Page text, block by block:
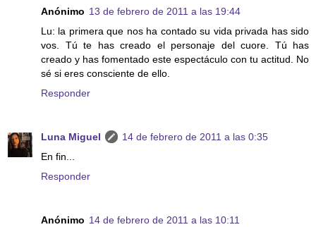
Anónimo 13 de febrero de 2011 a las 19:44
Lu: la primera que nos ha contado su vida privada has sido
vos. Tú te has creado el personaje del cuore. Tú has
creado y has fomentado este espectáculo con tu actitud. No
sé si eres consciente de ello.
Responder
Luna Miguel
14 de febrero de 2011 a las 0:35
En fin...
Responder
Anónimo 14 de febrero de 2011 a las 10:11